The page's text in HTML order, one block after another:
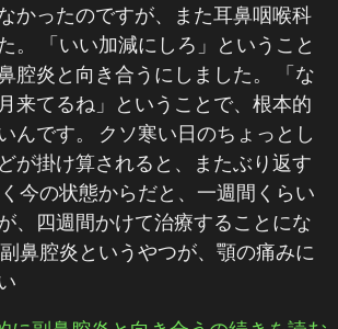
かったのですが、また耳鼻咽喉科
。 「いい加減にしろ」ということ
腔炎と向き合うにしました。 「な
来てるね」ということで、根本的
んです。 クソ寒い日のちょっとし
が掛け算されると、またぶり返す
今の状態からだと、一週間くらい
、四週間かけて治療することにな
鼻腔炎というやつが、顎の痛みに